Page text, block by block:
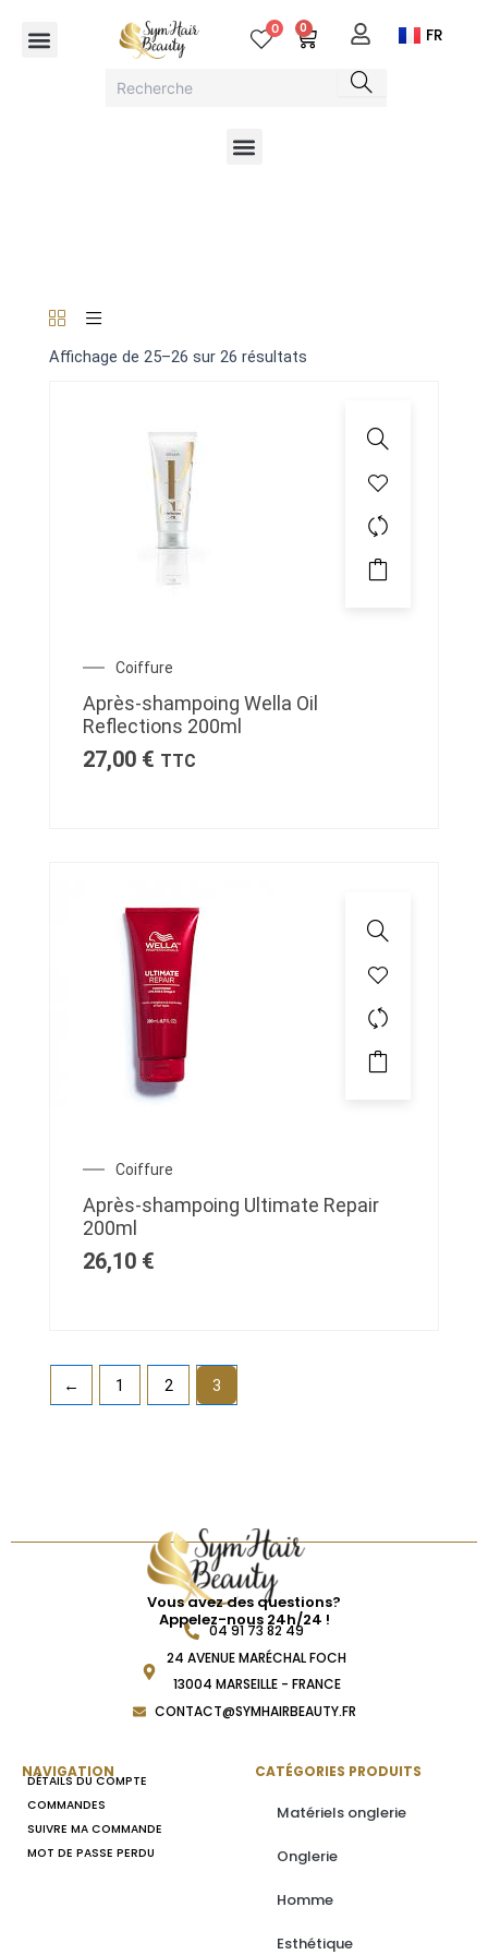
Menu 0 0 Cart FR
Menu
Affichage de 25–26 sur 26 résultats
Coiffure
Après-shampoing Wella Oil
Reflections 200ml
27,00 € TTC
Coiffure
Après-shampoing Ultimate Repair
200ml
26,10 €
← 1 2 3
Vous avez des questions?
Appelez-nous 24h/24 !
04 91 73 82 49
24 AVENUE MARÉCHAL FOCH
13004 MARSEILLE - FRANCE
CONTACT@SYMHAIRBEAUTY.FR
NAVIGATION
DÉTAILS DU COMPTE
COMMANDES
SUIVRE MA COMMANDE
MOT DE PASSE PERDU
CATÉGORIES PRODUITS
Matériels onglerie
Onglerie
Homme
Esthétique